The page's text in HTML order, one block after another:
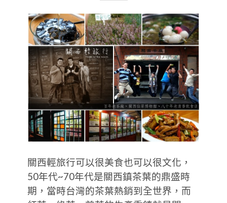
關西輕旅行可以很美食也可以很文化，
50年代~70年代是關西鎮茶葉的鼎盛時
期，當時台灣的茶葉熱銷到全世界，而